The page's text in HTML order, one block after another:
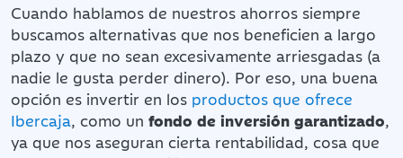
Cuando hablamos de nuestros ahorros siempre
buscamos alternativas que nos beneficien a largo
plazo y que no sean excesivamente arriesgadas (a
nadie le gusta perder dinero). Por eso, una buena
opción es invertir en los productos que ofrece
Ibercaja, como un fondo de inversión garantizado,
ya que nos aseguran cierta rentabilidad, cosa que